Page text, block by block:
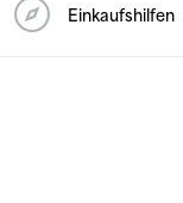
Einkaufshilfen